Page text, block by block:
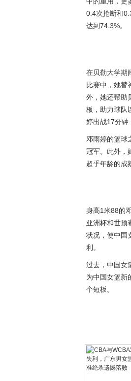
0.4次抢断和
达到74.3%。
在贝勒大学期
比赛中，她替
外，她还帮助
板，助力球队
婷出战17分钟
邓雨婷的篮球
冠军。此外，
超乎年龄的成
身高1米88的
亚洲杯和世预
状况，使中国
利。
过去，中国女
为中国女篮新
个短板。